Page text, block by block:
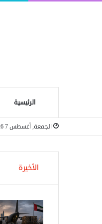
الرئيسية
الجمعة, أغسطس 7 2026
الأخيرة